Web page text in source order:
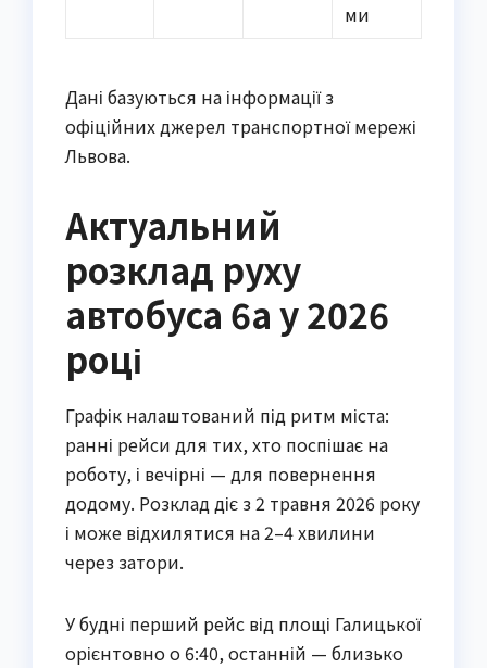
ми
Дані базуються на інформації з
офіційних джерел транспортної мережі
Львова.
Актуальний
розклад руху
автобуса 6а у 2026
році
Графік налаштований під ритм міста:
ранні рейси для тих, хто поспішає на
роботу, і вечірні — для повернення
додому. Розклад діє з 2 травня 2026 року
і може відхилятися на 2–4 хвилини
через затори.
У будні перший рейс від площі Галицької
орієнтовно о 6:40, останній — близько